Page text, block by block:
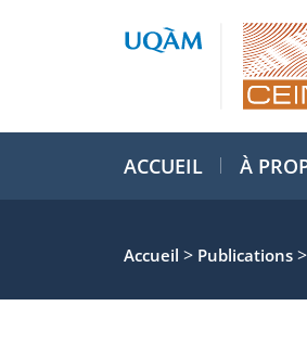
ACCUEIL À
Accueil > Publications >